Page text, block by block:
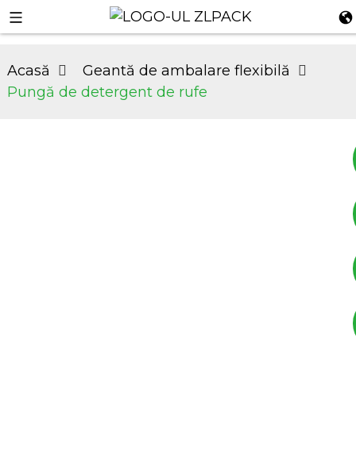
Acasă
Geantă de ambalare flexibilă
Pungă de detergent de rufe